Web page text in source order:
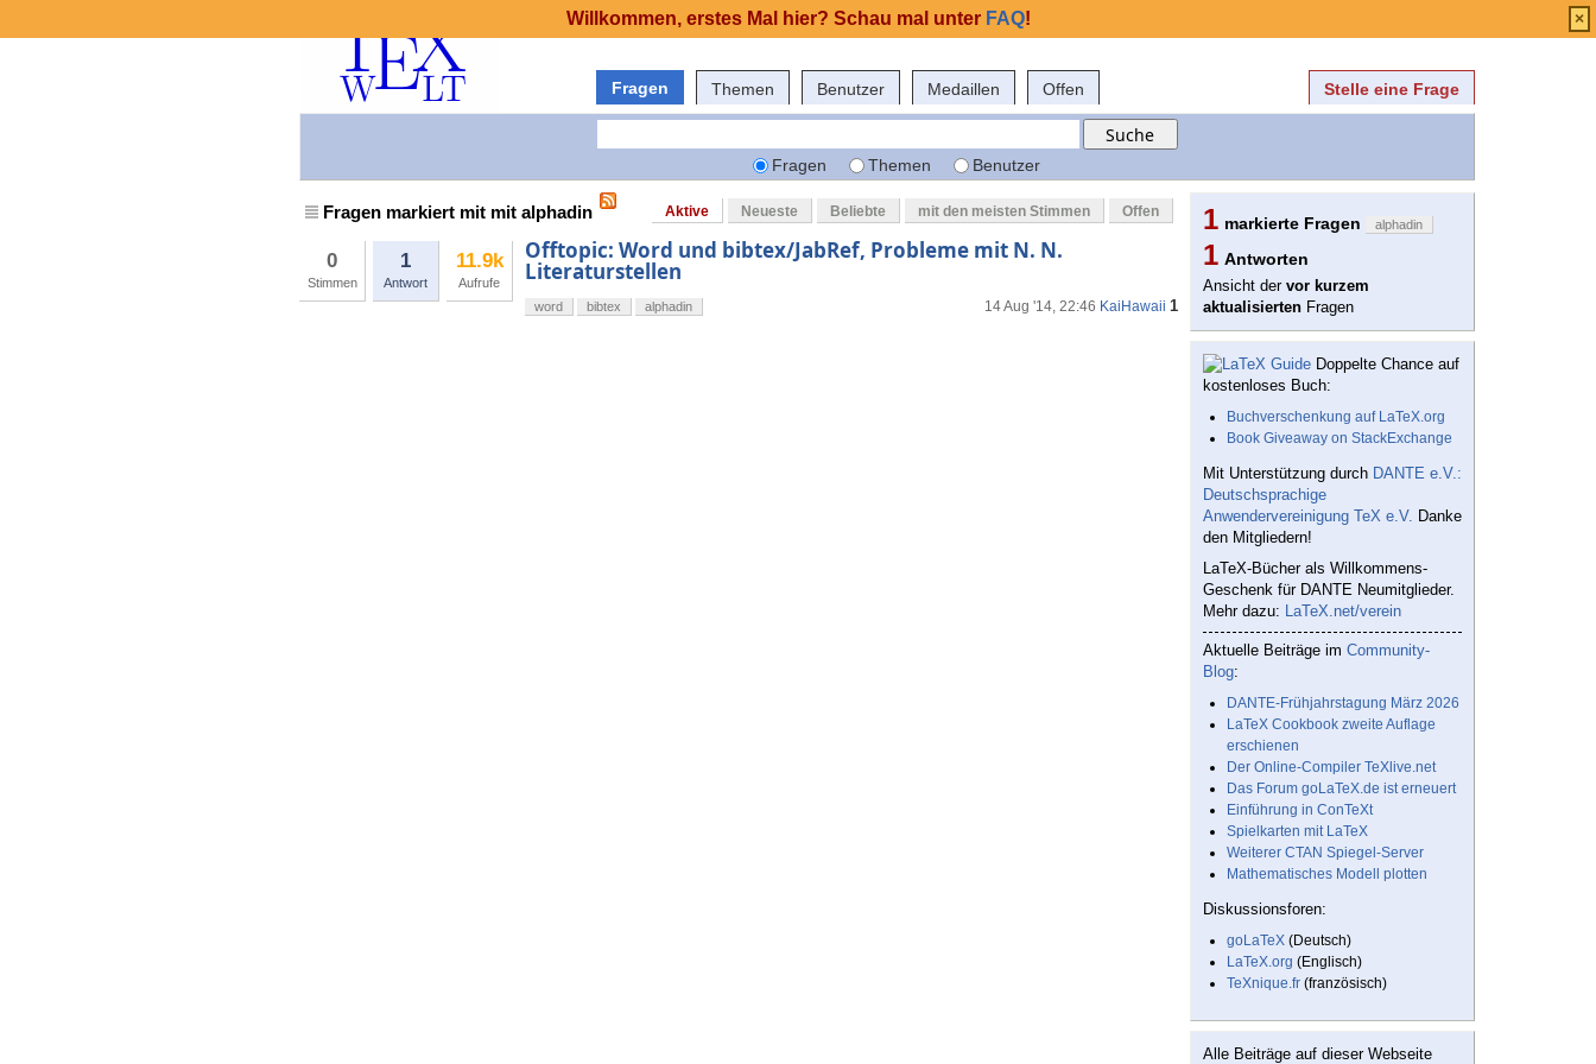
Fragen Themen Benutzer Medaillen Offen Stelle eine Frage
Fragen Themen Benutzer
Fragen markiert mit mit alphadin Aktive Neueste Beliebte mit den meisten Stimmen Offen
0
Stimmen
1
Antwort
11.9k
Aufrufe
Offtopic: Word und bibtex/JabRef, Probleme mit N. N.
Literaturstellen
14 Aug '14, 22:46 KaiHawaii 1
word bibtex alphadin
1 markierte Fragen alphadin
1 Antworten
Ansicht der vor kurzem
aktualisierten Fragen
Doppelte Chance auf
kostenloses Buch:
Buchverschenkung auf LaTeX.org
Book Giveaway on StackExchange
Mit Unterstützung durch DANTE e.V.:
Deutschsprachige
Anwendervereinigung TeX e.V. Danke
den Mitgliedern!
LaTeX-Bücher als Willkommens-
Geschenk für DANTE Neumitglieder.
Mehr dazu: LaTeX.net/verein
Aktuelle Beiträge im Community-
Blog:
DANTE-Frühjahrstagung März 2026
LaTeX Cookbook zweite Auflage
erschienen
Der Online-Compiler TeXlive.net
Das Forum goLaTeX.de ist erneuert
Einführung in ConTeXt
Spielkarten mit LaTeX
Weiterer CTAN Spiegel-Server
Mathematisches Modell plotten
Diskussionsforen:
goLaTeX (Deutsch)
LaTeX.org (Englisch)
TeXnique.fr (französisch)
Alle Beiträge auf dieser Webseite
Willkommen, erstes Mal hier? Schau mal unter FAQ! ×